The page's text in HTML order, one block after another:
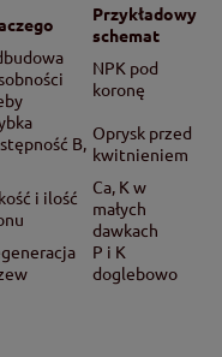
Przykładowy
schemat
NPK pod
koronę
B, Oprysk przed
kwitnieniem
i ilość
Ca, K w
małych
dawkach
P i K
doglebowo